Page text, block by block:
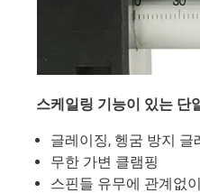
스케일링 기능이 있는 단
글레이징, 헹굼 방지 글
무한 가변 클램핑
스핀들 유무에 관계없